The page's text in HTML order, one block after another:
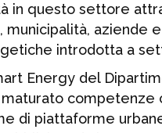
in questo settore
aziende
introdotta a
Energy del
maturato
di piattaforme